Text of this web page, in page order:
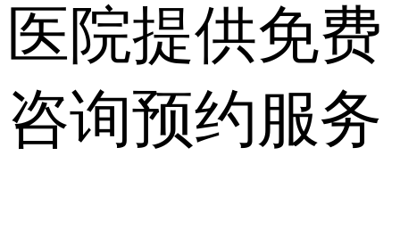
医院提供免费
咨询预约服务